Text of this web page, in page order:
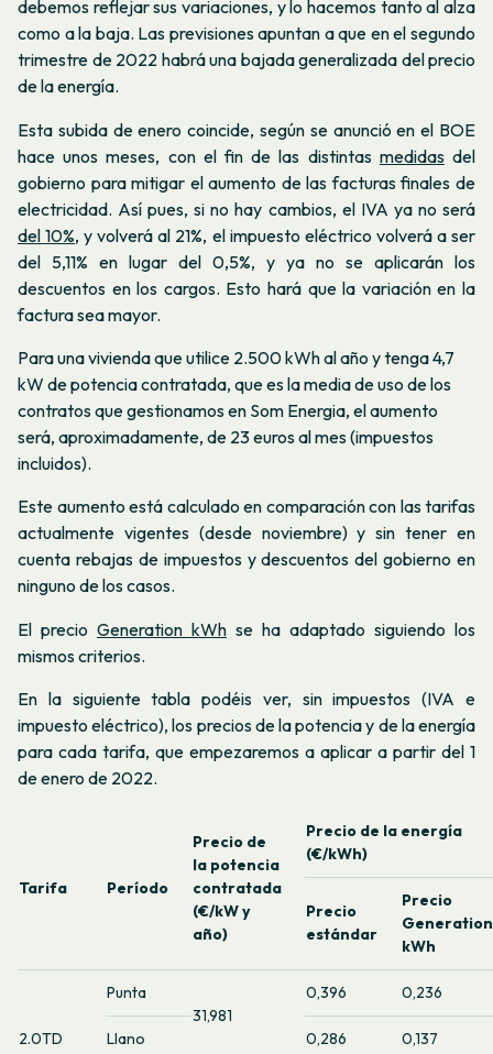
debemos reflejar sus variaciones, y lo hacemos tanto al alza
como a la baja. Las previsiones apuntan a que en el segundo
trimestre de 2022 habrá una bajada generalizada del precio
de la energía.
Esta subida de enero coincide, según se anunció en el BOE
hace unos meses, con el fin de las distintas medidasdel
gobierno para mitigar el aumento de las facturas finales de
electricidad. Así pues, si no hay cambios, el IVA ya no será
del 10%, y volverá al 21%, el impuesto eléctrico volverá a ser
del 5,11% en lugar del 0,5%, y ya no se aplicarán los
descuentos en los cargos. Esto hará que la variación en la
factura sea mayor.
Para una vivienda que utilice 2.500 kWh al año y tenga 4,7
kW de potencia contratada, que es la media de uso de los
contratos que gestionamos en Som Energia, el aumento
será, aproximadamente, de 23 euros al mes (impuestos
incluidos).
Este aumento está calculado en comparación con las tarifas
actualmente vigentes (desde noviembre) y sin tener en
cuenta rebajas de impuestos y descuentos del gobierno en
ninguno de los casos.
El precio Generation kWh se ha adaptado siguiendo los
mismos criterios.
En la siguiente tabla podéis ver, sin impuestos (IVA e
impuesto eléctrico), los precios de la potencia y de la energía
para cada tarifa, que empezaremos a aplicar a partir del 1
de enero de 2022.
Tarifa Período
Precio de
la potencia
contratada
(€/kW y
año)
Precio de la energía
(€/kWh)
Precio
estándar
Precio
Generation
kWh
2.0TD
Punta
31,981
0,396 0,236
Llano 0,286 0,137